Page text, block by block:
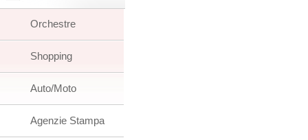
Orchestre
Shopping
Auto/Moto
Agenzie Stampa